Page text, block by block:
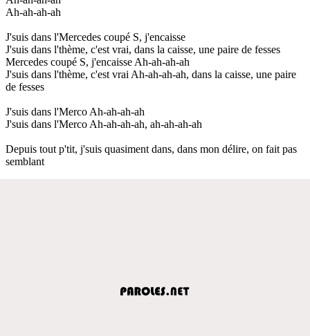
Ah-ah-ah-ah
J'suis dans l'Mercedes coupé S, j'encaisse
J'suis dans l'thème, c'est vrai, dans la caisse, une paire de fesses
Mercedes coupé S, j'encaisse Ah-ah-ah-ah
J'suis dans l'thème, c'est vrai Ah-ah-ah-ah, dans la caisse, une paire
de fesses
J'suis dans l'Merco Ah-ah-ah-ah
J'suis dans l'Merco Ah-ah-ah-ah, ah-ah-ah-ah
Depuis tout p'tit, j'suis quasiment dans, dans mon délire, on fait pas
semblant